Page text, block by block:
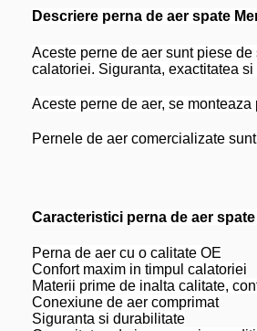
Descriere perna de aer spate
Aceste perne de aer sunt piese
calatoriei. Siguranta, exactitatea
Aceste perne de aer, se
Pernele de aer comercializate
Caracteristici perna de aer
Perna de aer cu o calitate OE
Confort maxim in timpul calatoriei
Materii prime de inalta calitate,
Conexiune de aer comprimat
Siguranta si durabilitate